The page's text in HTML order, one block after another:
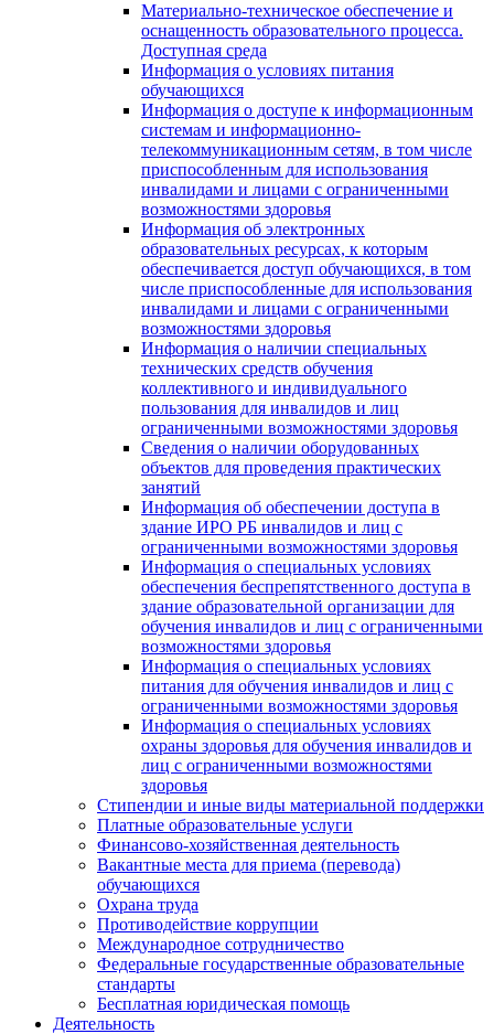
Материально-техническое обеспечение и
оснащенность образовательного процесса.
Доступная среда
Информация о условиях питания
обучающихся
Информация о доступе к информационным
системам и информационно-
телекоммуникационным сетям, в том числе
приспособленным для использования
инвалидами и лицами с ограниченными
возможностями здоровья
Информация об электронных
образовательных ресурсах, к которым
обеспечивается доступ обучающихся, в том
числе приспособленные для использования
инвалидами и лицами с ограниченными
возможностями здоровья
Информация о наличии специальных
технических средств обучения
коллективного и индивидуального
пользования для инвалидов и лиц
ограниченными возможностями здоровья
Сведения о наличии оборудованных
объектов для проведения практических
занятий
Информация об обеспечении доступа в
здание ИРО РБ инвалидов и лиц с
ограниченными возможностями здоровья
Информация о специальных условиях
обеспечения беспрепятственного доступа в
здание образовательной организации для
обучения инвалидов и лиц с ограниченными
возможностями здоровья
Информация о специальных условиях
питания для обучения инвалидов и лиц с
ограниченными возможностями здоровья
Информация о специальных условиях
охраны здоровья для обучения инвалидов и
лиц с ограниченными возможностями
здоровья
Стипендии и иные виды материальной поддержки
Платные образовательные услуги
Финансово-хозяйственная деятельность
Вакантные места для приема (перевода)
обучающихся
Охрана труда
Противодействие коррупции
Международное сотрудничество
Федеральные государственные образовательные
стандарты
Бесплатная юридическая помощь
Деятельность